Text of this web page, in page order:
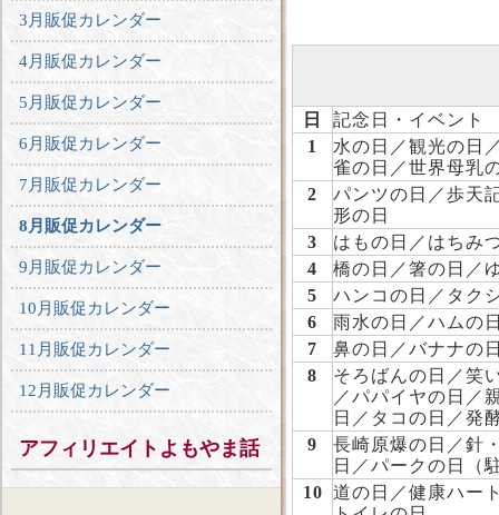
日
記念日・イベント
1
水の日／観光の日
雀の日／世界母乳
2
パンツの日／歩天
形の日
3
はもの日／はちみ
4
橋の日／箸の日／
5
ハンコの日／タク
6
雨水の日／ハムの
7
鼻の日／バナナの
8
そろばんの日／笑
／パパイヤの日／
日／タコの日／発
9
長崎原爆の日／針
日／パークの日（
10 道の日／健康ハー
3月販促カレンダー
4月販促カレンダー
5月販促カレンダー
6月販促カレンダー
7月販促カレンダー
8月販促カレンダー
9月販促カレンダー
10月販促カレンダー
11月販促カレンダー
12月販促カレンダー
アフィリエイトよもやま話